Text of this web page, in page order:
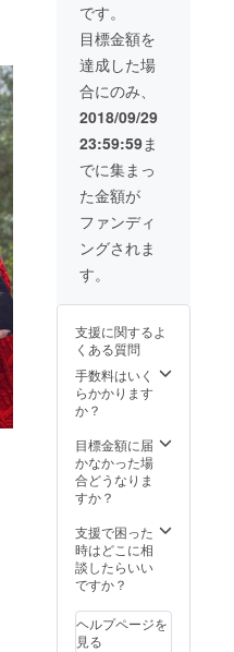
簡単な
打ち合
わせも
行いま
す。ぜ
ひ、当
ブラン
ドの魅
力をバ
イヤー
にお伝
えくだ
さい。
です。
目標金額を
達成した場
合にのみ、
2018/09/29
23:59:59ま
でに集まっ
た金額が
ファンディ
ングされま
す。
支援に関するよ
くある質問
手数料はいく
らかかります
か？
目標金額に届
かなかった場
合どうなりま
すか？
支援で困った
時はどこに相
談したらいい
ですか？
ヘルプページを
見る